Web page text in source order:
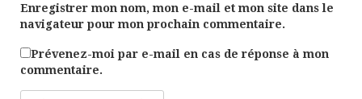
Enregistrer mon nom, mon e-mail et mon site dans le
navigateur pour mon prochain commentaire.
Prévenez-moi par e-mail en cas de réponse à mon
commentaire.